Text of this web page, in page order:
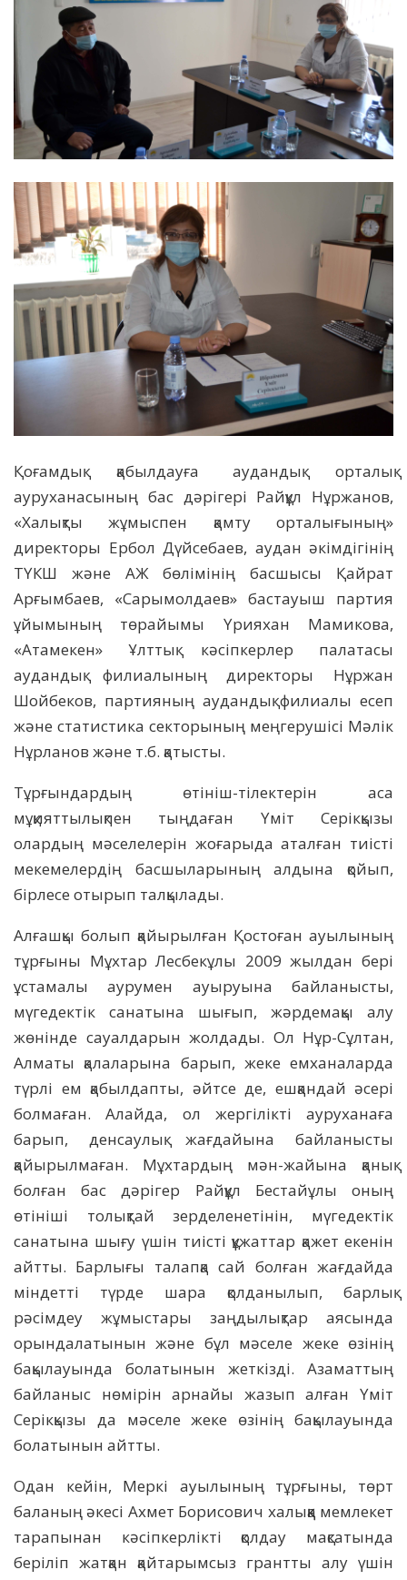
Қоғамдық қабылдауға аудандық орталық
ауруханасының бас дәрігері Райқұл Нұржанов,
«Халықты жұмыспен қамту орталығының»
директоры Ербол Дүйсебаев, аудан әкімдігінің
ТҮКШ және АЖ бөлімінің басшысы Қайрат
Арғымбаев, «Сарымолдаев» бастауыш партия
ұйымының төрайымы Үрияхан Мамикова,
«Атамекен» Ұлттық кәсіпкерлер палатасы
аудандық филиалының директоры Нұржан
Шойбеков, партияның аудандық филиалы есеп
және статистика секторының меңгерушісі Мәлік
Нұрланов және т.б. қатысты.
Тұрғындардың өтініш-тілектерін аса
мұқияттылықпен тыңдаған Үміт Серікқызы
олардың мәселелерін жоғарыда аталған тиісті
мекемелердің басшыларының алдына қойып,
бірлесе отырып талқылады.
Алғашқы болып қайырылған Қостоған ауылының
тұрғыны Мұхтар Лесбекұлы 2009 жылдан бері
ұстамалы аурумен ауыруына байланысты,
мүгедектік санатына шығып, жәрдемақы алу
жөнінде сауалдарын жолдады. Ол Нұр-Сұлтан,
Алматы қалаларына барып, жеке емханаларда
түрлі ем қабылдапты, әйтсе де, ешқандай әсері
болмаған. Алайда, ол жергілікті ауруханаға
барып, денсаулық жағдайына байланысты
қайырылмаған. Мұхтардың мән-жайына қанық
болған бас дәрігер Райқұл Бестайұлы оның
өтініші толықтай зерделенетінін, мүгедектік
санатына шығу үшін тиісті құжаттар қажет екенін
айтты. Барлығы талапқа сай болған жағдайда
міндетті түрде шара қолданылып, барлық
рәсімдеу жұмыстары заңдылықтар аясында
орындалатынын және бұл мәселе жеке өзінің
бақылауында болатынын жеткізді. Азаматтың
байланыс нөмірін арнайы жазып алған Үміт
Серікқызы да мәселе жеке өзінің бақылауында
болатынын айтты.
Одан кейін, Меркі ауылының тұрғыны, төрт
баланың әкесі Ахмет Борисович халыққа мемлекет
тарапынан кәсіпкерлікті қолдау мақсатында
беріліп жатқан қайтарымсыз грантты алу үшін